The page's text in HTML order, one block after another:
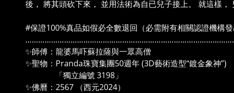
後， 將其頭砍下來， 並用法術為自已兒子接上。 就這樣，
#保證100%真品如假必全數退回（必需附有相關認證機構發
✨師傅：龍婆馬吓蘇拉薩與一眾高僧
✨聖物：Pranda珠寶集團50週年 (3D藝術造型“鍍金象神”)
「獨立編號 3198」
✨佛曆：2567 （西元2024）